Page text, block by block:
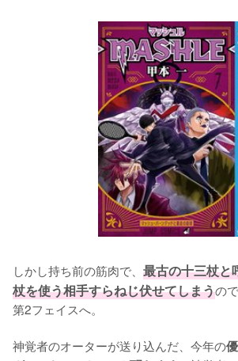
しかし持ち前の筋肉で、 最古の十三杖と
杖を使う相手すらねじ伏せてしまうの
第2フェイスへ。
神覚者のオーターが送り込んだ、今年の